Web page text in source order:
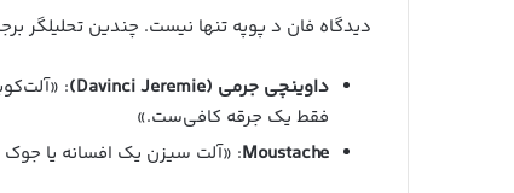
دیدگاه فان د پوپه تنها نیست. چندین تحلیلگر
داوینچی جرمی (Davinci Jeremie)
:
فقط یک جرقه کافی‌ست.»
Moustache: «آلت‌ سیزن یک افسانه یا جوک